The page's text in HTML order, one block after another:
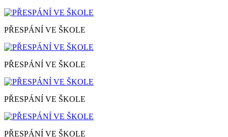
PŘESPÁNÍ VE ŠKOLE
PŘESPÁNÍ VE ŠKOLE
PŘESPÁNÍ VE ŠKOLE
PŘESPÁNÍ VE ŠKOLE